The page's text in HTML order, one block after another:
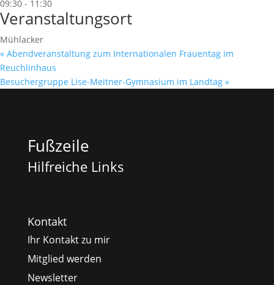
09:30 - 11:30
Veranstaltungsort
Mühlacker
« Abendveranstaltung zum Internationalen Frauentag im
Reuchlinhaus
Besuchergruppe Lise-Meitner-Gymnasium im Landtag »
Fußzeile
Hilfreiche Links
Kontakt
Ihr Kontakt zu mir
Mitglied werden
Newsletter